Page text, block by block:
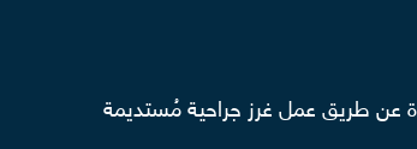
عن طريق عمل غرز جراحية مُستديمة